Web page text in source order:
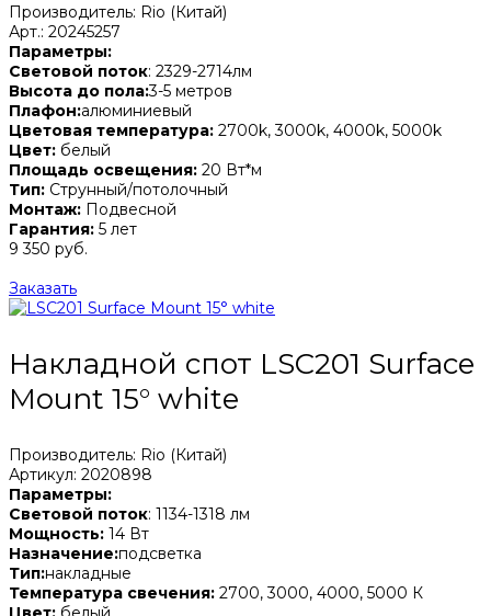
Производитель: Rio (Китай)
Арт.: 20245257
Параметры:
Световой поток: 2329-2714лм
Высота до пола:3-5 метров
Плафон:алюминиевый
Цветовая температура: 2700k, 3000k, 4000k, 5000k
Цвет: белый
Площадь освещения: 20 Вт*м
Тип: Струнный/потолочный
Монтаж: Подвесной
Гарантия: 5 лет
9 350 руб.
Заказать
Накладной спот LSC201 Surface
Mount 15° white
Производитель: Rio (Китай)
Артикул: 2020898
Параметры:
Световой поток: 1134-1318 лм
Мощность: 14 Вт
Назначение:подсветка
Тип:накладные
Температура свечения: 2700, 3000, 4000, 5000 К